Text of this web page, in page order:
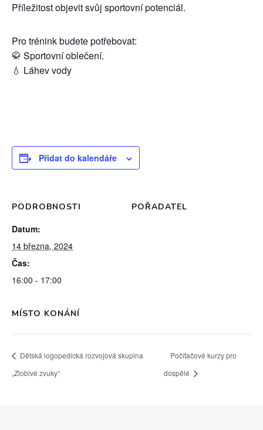
Příležitost objevit svůj sportovní potenciál.
Pro trénink budete potřebovat:
🥋 Sportovní oblečení.
💧 Láhev vody
Přidat do kalendáře
PODROBNOSTI
Datum:
14 března, 2024
Čas:
16:00 - 17:00
POŘADATEL
MÍSTO KONÁNÍ
Dětská logopedická rozvojová skupina
„Zlobivé zvuky“
Počítačové kurzy pro
dospělé